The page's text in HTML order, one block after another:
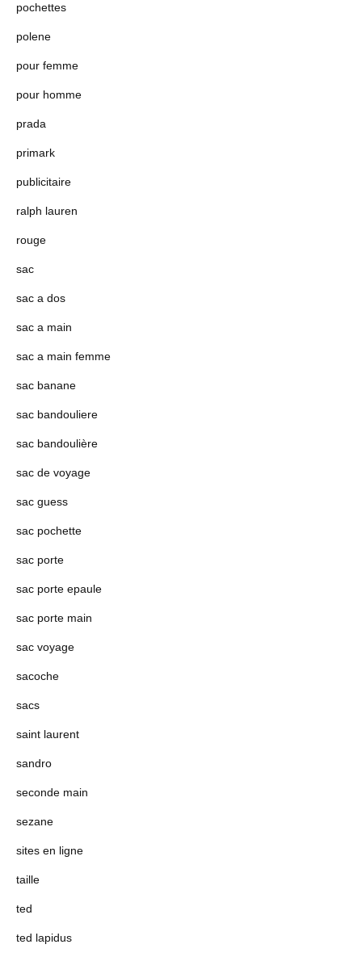
pochettes
polene
pour femme
pour homme
prada
primark
publicitaire
ralph lauren
rouge
sac
sac a dos
sac a main
sac a main femme
sac banane
sac bandouliere
sac bandoulière
sac de voyage
sac guess
sac pochette
sac porte
sac porte epaule
sac porte main
sac voyage
sacoche
sacs
saint laurent
sandro
seconde main
sezane
sites en ligne
taille
ted
ted lapidus